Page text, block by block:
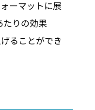
ーマットに展
たりの効果
ることができ